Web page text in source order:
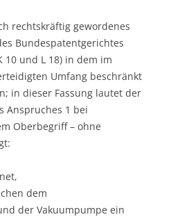
rechtskräftig gewordenes
Bundespatentgerichtes
10 und L 18) in dem im
Umfang beschränkt
in dieser Fassung lautet der
Anspruches 1 bei
Oberbegriff – ohne
dem
der Vakuumpumpe ein